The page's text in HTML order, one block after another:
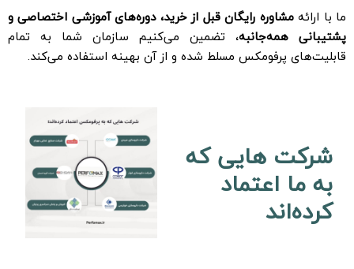
ما با ارائهمشاوره رایگان قبل از خرید، دوره‌های آموزشی اختصاصی و
پشتیبانی همه‌جانبه، تضمین می‌کنیم سازمان شما به تمام
قابلیت‌های پرفومکس مسلط شده و از آن بهینه استفاده می‌کند.
شرکت هایی که
به ما اعتماد
کرده‌اند